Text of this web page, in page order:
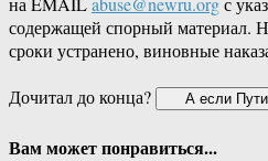
содержащей спорный материал.
сроки устранено, виновные
Дочитал до конца?
Вам может понравиться...